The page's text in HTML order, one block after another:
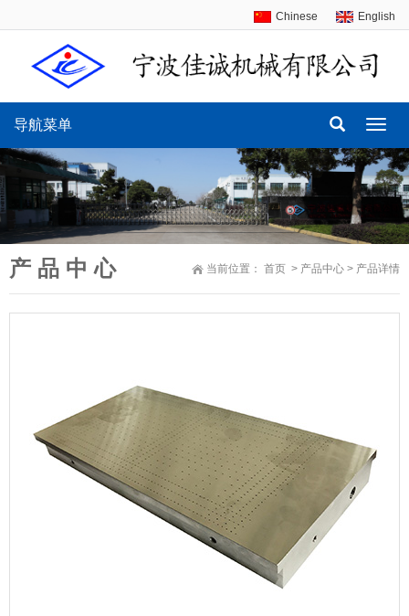
Chinese English
导
航
菜
单
导航菜单
当前位置： 首页 > 产品中心 > 产品详情
产 品 中 心